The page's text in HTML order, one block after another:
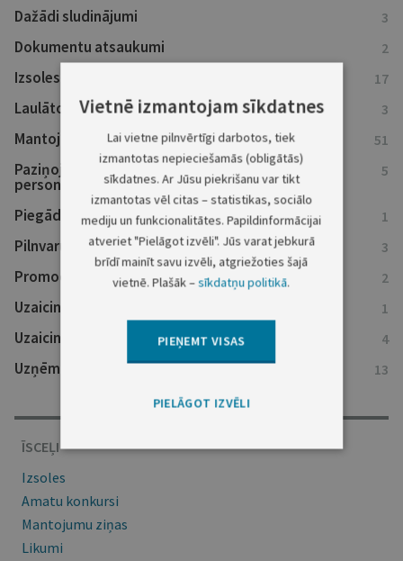
Dažādi sludinājumi 3
Dokumentu atsaukumi 2
Izsoles 17
Laulāto mantiskās attiecības 3
Mantojumu ziņas 51
Paziņojumi kreditoriem un ieinteresētajām
personām
5
Piegādes un darbu izpildes pasūtījumi 1
Pilnvaru atsaukumi 3
Promocijas darbi 2
Uzaicinājumi nokārtot saistības 1
Uzaicinājumi uz tiesu 4
Uzņēmumu reģistra ziņas 13
ĪSCEĻI
Izsoles
Amatu konkursi
Mantojumu ziņas
Likumi
Vietnē izmantojam sīkdatnes
Lai vietne pilnvērtīgi darbotos, tiek
izmantotas nepieciešamās (obligātās)
sīkdatnes. Ar Jūsu piekrišanu var tikt
izmantotas vēl citas – statistikas, sociālo
mediju un funkcionalitātes. Papildinformācijai
atveriet "Pielāgot izvēli". Jūs varat jebkurā
brīdī mainīt savu izvēli, atgriežoties šajā
vietnē. Plašāk –sīkdatņu politikā.
PIEŅEMT VISAS
PIELĀGOT IZVĒLI